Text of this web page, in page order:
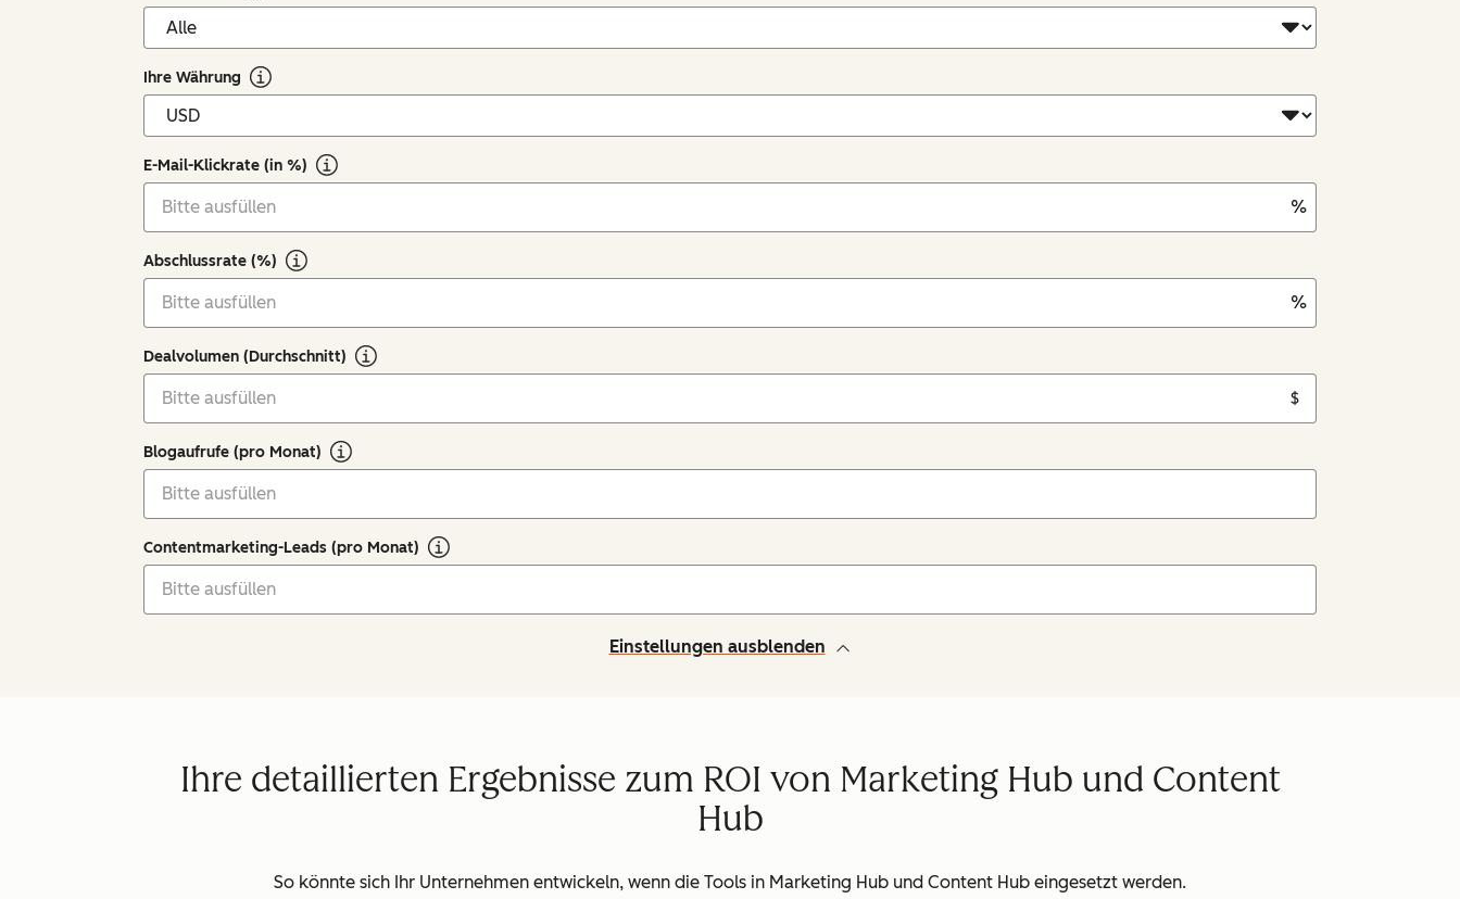
Ihre Währung
E-Mail-Klickrate (in %)
%
Abschlussrate (%)
%
Dealvolumen (Durchschnitt)
$
Blogaufrufe (pro Monat)
Contentmarketing-Leads (pro Monat)
Einstellungen ausblenden
Ihre detaillierten Ergebnisse zum ROI von Marketing Hub und Content
Hub
So könnte sich Ihr Unternehmen entwickeln, wenn die Tools in Marketing Hub und Content Hub eingesetzt werden.